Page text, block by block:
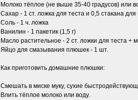
Молоко тёплое (не выше 35-40 градусов) или
Сахар - 1 ст. ложка для теста и 0,5 стакана
Соль - 1 ч. ложка
Ванилин - 1 пакетик (1,5 г)
Масло растительное - 2 ст. ложки для теста +
Яйцо для смазывания плюшек - 1 шт.
Как приготовить домашние плюшки:
Смешать в миске муку, сухие
Влить тёплое молоко или воду.